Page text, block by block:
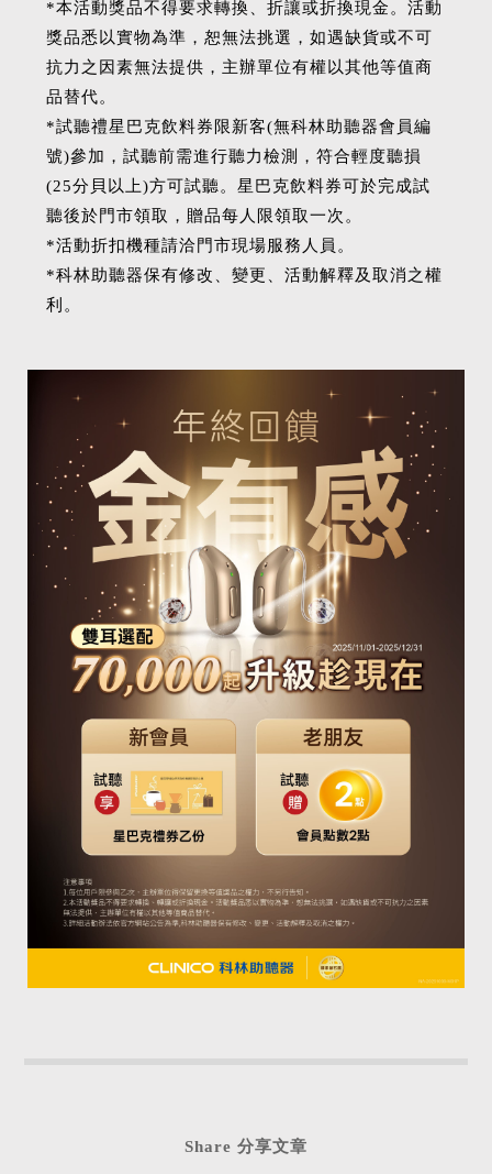
*本活動獎品不得要求轉換、折讓或折換現金。活動
獎品悉以實物為準，恕無法挑選，如遇缺貨或不可
抗力之因素無法提供，主辦單位有權以其他等值商
品替代。
*試聽禮星巴克飲料券限新客(無科林助聽器會員編
號)參加，試聽前需進行聽力檢測，符合輕度聽損
(25分貝以上)方可試聽。星巴克飲料券可於完成試
聽後於門市領取，贈品每人限領取一次。
*活動折扣機種請洽門市現場服務人員。
*科林助聽器保有修改、變更、活動解釋及取消之權
利。
Share 分享文章